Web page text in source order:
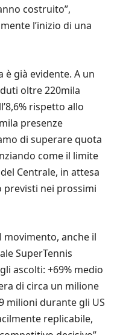
costruito”,
l’inizio di una
è già evidente. A un
oltre 220mila
rispetto allo
presenze
di superare quota
come il limite
Centrale, in attesa
nei prossimi
movimento, anche il
SuperTennis
ascolti: +69% medio
di circa un milione
milioni durante gli US
replicabile,